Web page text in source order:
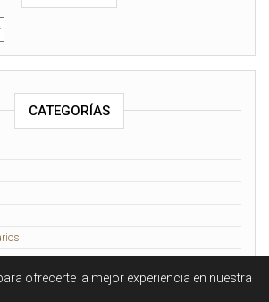
CATEGORÍAS
ofrecerte la mejor experiencia en nuestra